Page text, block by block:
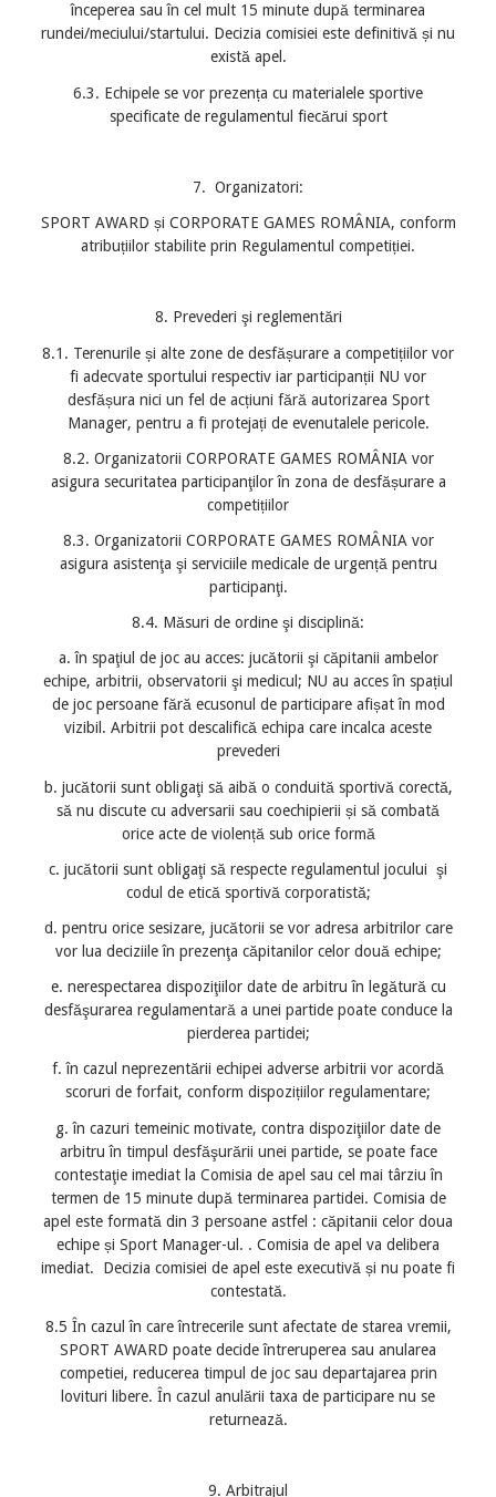
începerea sau în cel mult 15 minute după terminarea
rundei/meciului/startului. Decizia comisiei este definitivă și nu
există apel.
6.3. Echipele se vor prezența cu materialele sportive
specificate de regulamentul fiecărui sport
7. Organizatori:
SPORT AWARD și CORPORATE GAMES ROMÂNIA, conform
atribuțiilor stabilite prin Regulamentul competiției.
8. Prevederi şi reglementări
8.1. Terenurile și alte zone de desfășurare a competițiilor vor
fi adecvate sportului respectiv iar participanții NU vor
desfășura nici un fel de acțiuni fără autorizarea Sport
Manager, pentru a fi protejați de evenutalele pericole.
8.2. Organizatorii CORPORATE GAMES ROMÂNIA vor
asigura securitatea participanţilor în zona de desfășurare a
competițiilor
8.3. Organizatorii CORPORATE GAMES ROMÂNIA vor
asigura asistenţa şi serviciile medicale de urgență pentru
participanţi.
8.4. Măsuri de ordine şi disciplină:
a. în spaţiul de joc au acces: jucătorii şi căpitanii ambelor
echipe, arbitrii, observatorii şi medicul; NU au acces în spațiul
de joc persoane fără ecusonul de participare afișat în mod
vizibil. Arbitrii pot descalifică echipa care incalca aceste
prevederi
b. jucătorii sunt obligaţi să aibă o conduită sportivă corectă,
să nu discute cu adversarii sau coechipierii și să combată
orice acte de violență sub orice formă
c. jucătorii sunt obligaţi să respecte regulamentul jocului şi
codul de etică sportivă corporatistă;
d. pentru orice sesizare, jucătorii se vor adresa arbitrilor care
vor lua deciziile în prezenţa căpitanilor celor două echipe;
e. nerespectarea dispoziţiilor date de arbitru în legătură cu
desfăşurarea regulamentară a unei partide poate conduce la
pierderea partidei;
f. în cazul neprezentării echipei adverse arbitrii vor acordă
scoruri de forfait, conform dispozițiilor regulamentare;
g. în cazuri temeinic motivate, contra dispoziţiilor date de
arbitru în timpul desfăşurării unei partide, se poate face
contestaţie imediat la Comisia de apel sau cel mai târziu în
termen de 15 minute după terminarea partidei. Comisia de
apel este formată din 3 persoane astfel : căpitanii celor doua
echipe și Sport Manager-ul. . Comisia de apel va delibera
imediat. Decizia comisiei de apel este executivă și nu poate fi
contestată.
8.5 În cazul în care întrecerile sunt afectate de starea vremii,
SPORT AWARD poate decide întreruperea sau anularea
competiei, reducerea timpul de joc sau departajarea prin
lovituri libere. În cazul anulării taxa de participare nu se
returnează.
9. Arbitrajul